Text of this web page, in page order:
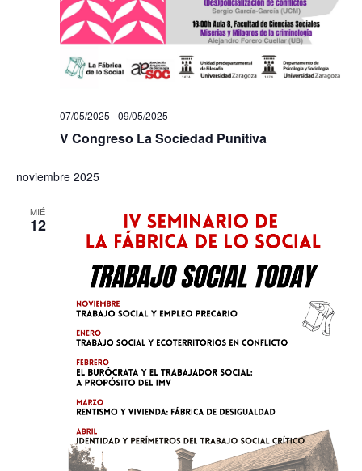
07/05/2025 -09/05/2025
V Congreso La Sociedad Punitiva
noviembre 2025
MIÉ
12